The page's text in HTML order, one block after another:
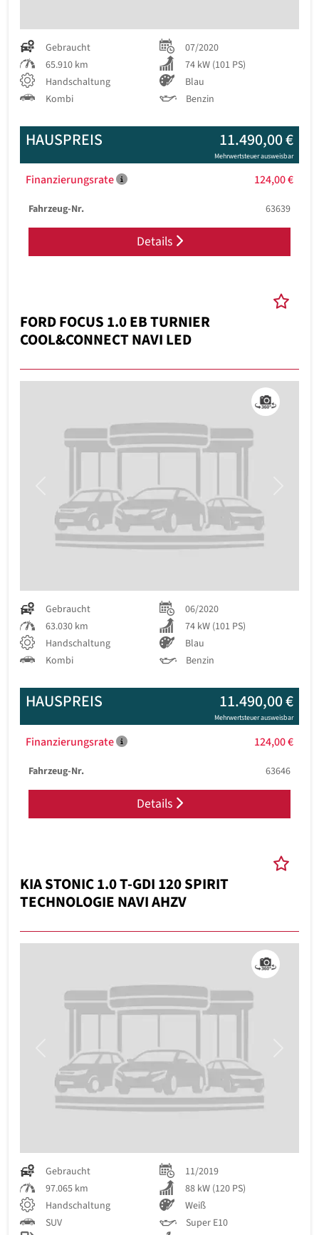
Gebraucht
07/2020
65.910 km
74 kW (101 PS)
Handschaltung
Blau
Kombi
Benzin
HAUSPREIS 11.490,00 €
Mehrwertsteuer ausweisbar
Finanzierungsrate 124,00 €
Fahrzeug-Nr. 63639
Details
FORD FOCUS 1.0 EB TURNIER
COOL&CONNECT NAVI LED
Previous
Gebraucht
06/2020
63.030 km
74 kW (101 PS)
Handschaltung
Blau
Kombi
Benzin
HAUSPREIS 11.490,00 €
Mehrwertsteuer ausweisbar
Finanzierungsrate 124,00 €
Fahrzeug-Nr. 63646
Details
KIA STONIC 1.0 T-GDI 120 SPIRIT
TECHNOLOGIE NAVI AHZV
Previous
Gebraucht
11/2019
97.065 km
88 kW (120 PS)
Handschaltung
Weiß
SUV
Super E10